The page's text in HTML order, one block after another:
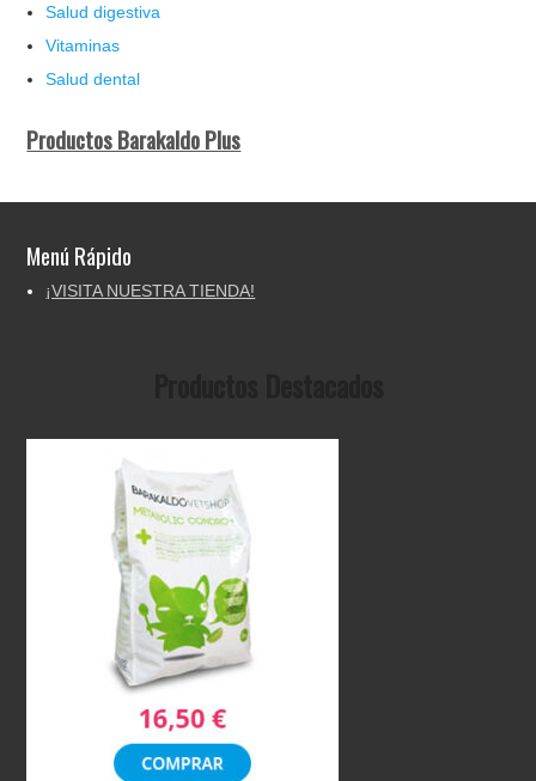
Salud digestiva
Vitaminas
Salud dental
Productos Barakaldo Plus
Menú Rápido
¡VISITA NUESTRA TIENDA!